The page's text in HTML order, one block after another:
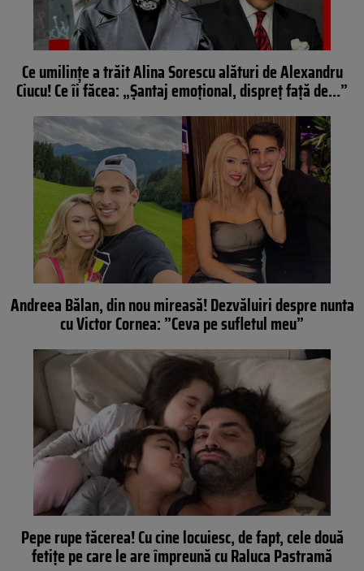
Ce umilințe a trăit Alina Sorescu alături de Alexandru
Ciucu! Ce îi făcea: „Șantaj emoțional, dispreț față de…”
Andreea Bălan, din nou mireasă! Dezvăluiri despre nunta
cu Victor Cornea: ”Ceva pe sufletul meu”
Pepe rupe tăcerea! Cu cine locuiesc, de fapt, cele două
fetițe pe care le are împreună cu Raluca Pastramă